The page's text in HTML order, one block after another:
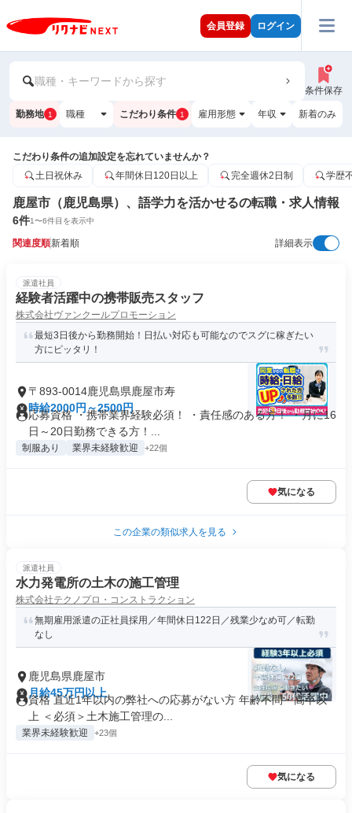
会員登録 ログイン
職種・キーワードから探す
条件保存
勤務地 1 職種 こだわり条件 1 雇用形態 年収 新着のみ
こだわり条件の追加設定を忘れていませんか？
土日祝休み
年間休日120日以上 完全週休2日制 学歴
鹿屋市（鹿児島県）、語学力を活かせるの転職・求人情報
6件1〜6件目を表示中
関連度順新着順 詳細表示
派遣社員
経験者活躍中の携帯販売スタッフ
株式会社ヴァンクールプロモーション
最短3日後から勤務開始！日払い対応も可能なのでスグに稼ぎたい
方にピッタリ！
〒893-0014鹿児島県鹿屋市寿
時給2000円～2500円
応募資格 ・携帯業界経験必須！ ・責任感のある方！ ・月に16
日～20日勤務できる方！...
制服あり 業界未経験歓迎 +22個
気になる
この企業の類似求人を見る
派遣社員
水力発電所の土木の施工管理
株式会社テクノプロ・コンストラクション
無期雇用派遣の正社員採用／年間休日122日／残業少なめ可／転勤
なし
鹿児島県鹿屋市
月給45万円以上
資格 直近1年以内の弊社への応募がない方 年齢不問・高卒以
上 ＜必須＞土木施工管理の...
業界未経験歓迎 +23個
気になる